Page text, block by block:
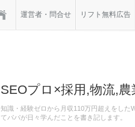
運営者・問合せ リフト無料広告
SEOプロ×採用,物流,
知識・経験ゼロから月収110万円超えをし
てパパが日々学んだことを書き記します。